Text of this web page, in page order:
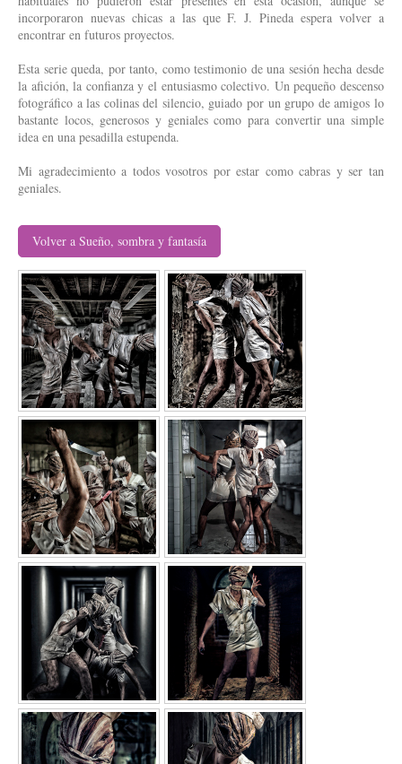
incorporaron nuevas chicas a las que F. J. Pineda espera volver a
encontrar en futuros proyectos.
Esta serie queda, por tanto, como testimonio de una sesión hecha desde
la afición, la confianza y el entusiasmo colectivo. Un pequeño descenso
fotográfico a las colinas del silencio, guiado por un grupo de amigos lo
bastante locos, generosos y geniales como para convertir una simple
idea en una pesadilla estupenda.
Mi agradecimiento a todos vosotros por estar como cabras y ser tan
geniales.
Volver a Sueño, sombra y fantasía